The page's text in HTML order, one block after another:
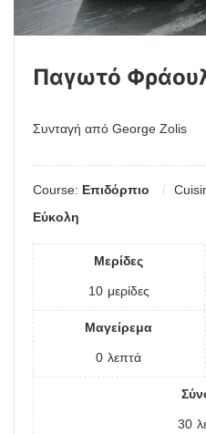
Παγωτό
Συνταγή από George Zolis
Course: Επιδόρπιο
Εύκολη
Μερίδες
10 μερίδες
Μαγείρεμα
0 λεπτά
30